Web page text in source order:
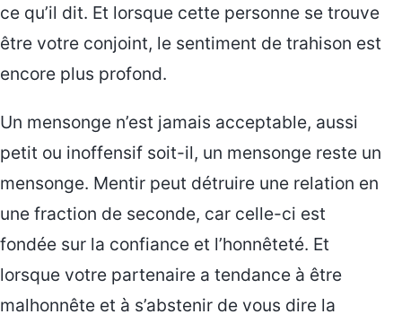
ce qu’il dit. Et lorsque cette personne se trouve
être votre conjoint, le sentiment de trahison est
encore plus profond.
Un mensonge n’est jamais acceptable, aussi
petit ou inoffensif soit-il, un mensonge reste un
mensonge. Mentir peut détruire une relation en
une fraction de seconde, car celle-ci est
fondée sur la confiance et l’honnêteté. Et
lorsque votre partenaire a tendance à être
malhonnête et à s’abstenir de vous dire la